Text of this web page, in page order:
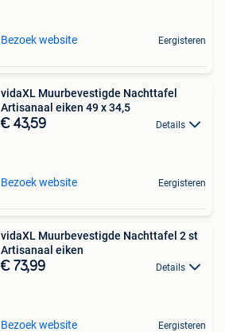
Bezoek website Eergisteren
vidaXL Muurbevestigde Nachttafel
Artisanaal eiken 49 x 34,5
€ 43,59 Details
Bezoek website Eergisteren
vidaXL Muurbevestigde Nachttafel 2 st
Artisanaal eiken
€ 73,99 Details
Bezoek website Eergisteren